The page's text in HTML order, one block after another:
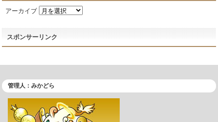
アーカイブ
スポンサーリンク
管理人：みかどら